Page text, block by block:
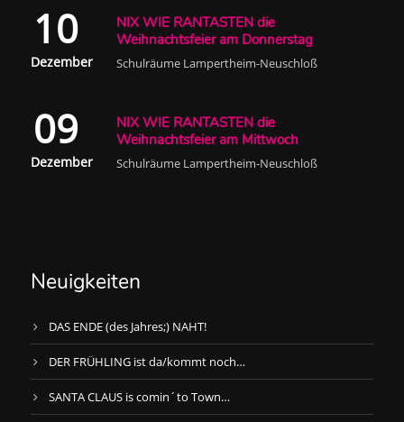
10
Dezember
NIX WIE RANTASTEN die
Weihnachtsfeier am Donnerstag
Schulräume Lampertheim-Neuschloß
09
Dezember
NIX WIE RANTASTEN die
Weihnachtsfeier am Mittwoch
Schulräume Lampertheim-Neuschloß
Neuigkeiten
DAS ENDE (des Jahres;) NAHT!
DER FRÜHLING ist da/kommt noch…
SANTA CLAUS is comin´to Town…